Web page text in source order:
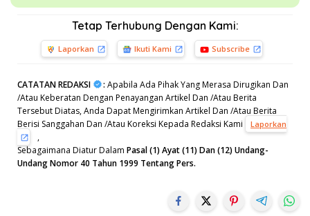
Tetap Terhubung Dengan Kami:
Laporkan Ikuti Kami Subscribe
CATATAN REDAKSI : Apabila Ada Pihak Yang Merasa Dirugikan Dan
/Atau Keberatan Dengan Penayangan Artikel Dan /Atau Berita
Tersebut Diatas, Anda Dapat Mengirimkan Artikel Dan /Atau Berita
Berisi Sanggahan Dan /Atau Koreksi Kepada Redaksi Kami
Laporkan
,
Sebagaimana Diatur Dalam Pasal (1) Ayat (11) Dan (12) Undang-
Undang Nomor 40 Tahun 1999 Tentang Pers.